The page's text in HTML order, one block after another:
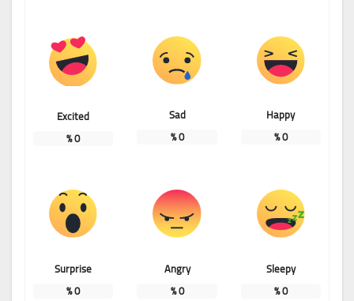
Happy
0
%
Sad
0
%
Excited
0
%
Sleepy
0
%
Angry
0
%
Surprise
0
%